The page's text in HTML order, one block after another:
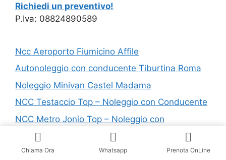
Richiedi un preventivo!
P.Iva: 08824890589
Ncc Aeroporto Fiumicino Affile
Autonoleggio con conducente Tiburtina Roma
Noleggio Minivan Castel Madama
NCC Testaccio Top – Noleggio con Conducente
NCC Metro Jonio Top – Noleggio con
Conducente
Noleggio Minibus Trigoria
Chiama Ora Whatsapp Prenota OnLine